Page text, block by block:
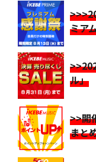
ミア
ル」
>>開
まと